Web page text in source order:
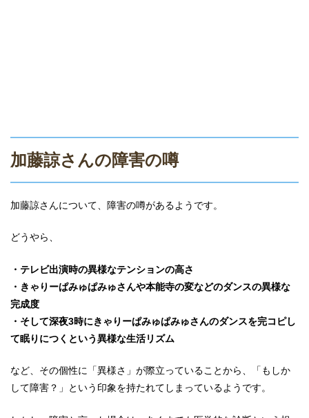
加藤諒さんの障害の噂
加藤諒さんについて、障害の噂があるようです。
どうやら、
・テレビ出演時の異様なテンションの高さ
・きゃりーぱみゅぱみゅさんや本能寺の変などのダンスの異様な
完成度
・そして深夜3時にきゃりーぱみゅぱみゅさんのダンスを完コピし
て眠りにつくという異様な生活リズム
など、その個性に「異様さ」が際立っていることから、「もしか
して障害？」という印象を持たれてしまっているようです。